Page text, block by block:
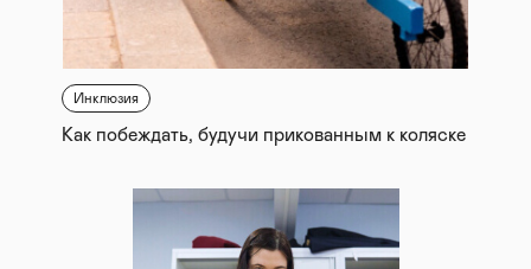
Инклюзия
Как побеждать, будучи прикованным к коляске